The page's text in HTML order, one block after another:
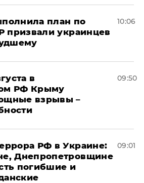
план по
призвали украинцев
10:06
в
РФ Крыму
взрывы –
09:50
РФ в Украине:
Днепропетровщине
погибшие и
09:01